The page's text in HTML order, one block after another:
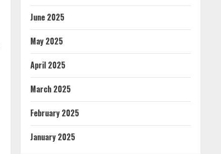
June 2025
May 2025
April 2025
March 2025
February 2025
January 2025